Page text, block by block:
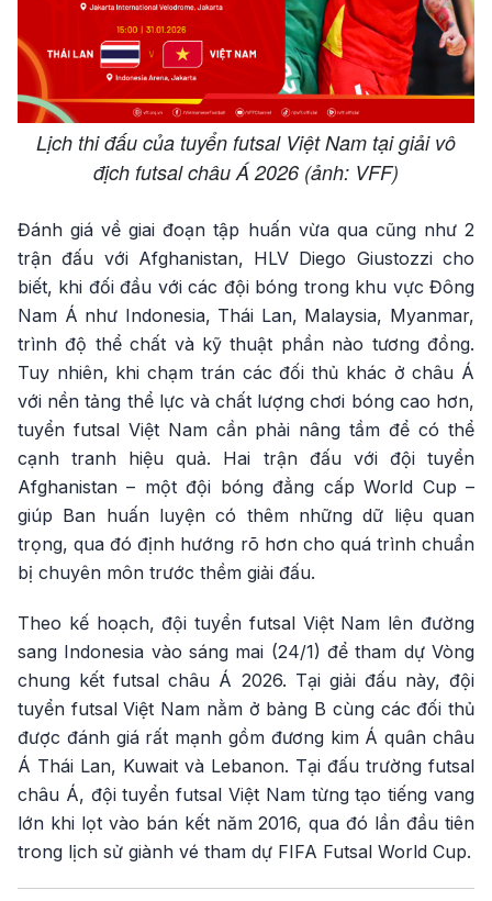
Lịch thi đấu của tuyển futsal Việt Nam tại giải vô
địch futsal châu Á 2026 (ảnh: VFF)
Đánh giá về giai đoạn tập huấn vừa qua cũng như 2
trận đấu với Afghanistan, HLV Diego Giustozzi cho
biết, khi đối đầu với các đội bóng trong khu vực Đông
Nam Á như Indonesia, Thái Lan, Malaysia, Myanmar,
trình độ thể chất và kỹ thuật phần nào tương đồng.
Tuy nhiên, khi chạm trán các đối thủ khác ở châu Á
với nền tảng thể lực và chất lượng chơi bóng cao hơn,
tuyển futsal Việt Nam cần phải nâng tầm để có thể
cạnh tranh hiệu quả. Hai trận đấu với đội tuyển
Afghanistan – một đội bóng đẳng cấp World Cup –
giúp Ban huấn luyện có thêm những dữ liệu quan
trọng, qua đó định hướng rõ hơn cho quá trình chuẩn
bị chuyên môn trước thềm giải đấu.
Theo kế hoạch, đội tuyển futsal Việt Nam lên đường
sang Indonesia vào sáng mai (24/1) để tham dự Vòng
chung kết futsal châu Á 2026. Tại giải đấu này, đội
tuyển futsal Việt Nam nằm ở bảng B cùng các đối thủ
được đánh giá rất mạnh gồm đương kim Á quân châu
Á Thái Lan, Kuwait và Lebanon. Tại đấu trường futsal
châu Á, đội tuyển futsal Việt Nam từng tạo tiếng vang
lớn khi lọt vào bán kết năm 2016, qua đó lần đầu tiên
trong lịch sử giành vé tham dự FIFA Futsal World Cup.